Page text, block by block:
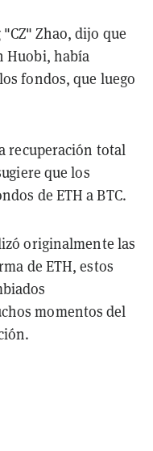
"CZ" Zhao, dijo que
Huobi, había
fondos, que luego
recuperación total
que los
de ETH a BTC.
originalmente las
de ETH, estos
momentos del